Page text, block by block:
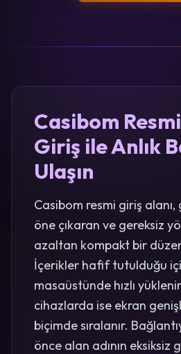
Casibom
Giriş ile Anlık
Ulaşın
Casibom resmi giriş alanı,
öne çıkaran ve gereksiz
azaltan kompakt bir
İçerikler hafif tutulduğu
masaüstünde hızlı
cihazlarda ise ekran
biçimde sıralanır.
önce alan adının eksiksiz